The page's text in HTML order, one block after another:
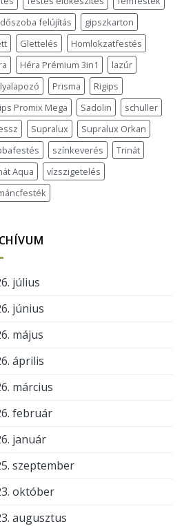
felújítás
gipszkarton
Glettelés
Homlokzatfestés
Héra Prémium 3in1
lazúr
Prisma
Rigips
Promix Mega
Sadolin
schuller
Supralux
Supralux Orkan
színkeverés
Trinát
Aqua
vízszigetelés
július
június
május
április
március
február
január
szeptember
október
augusztus